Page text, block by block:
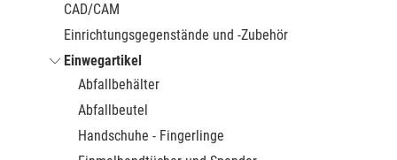
CAD/CAM
Einrichtungsgegenstände und -Zubehör
Einwegartikel
Abfallbehälter
Abfallbeutel
Handschuhe - Fingerlinge